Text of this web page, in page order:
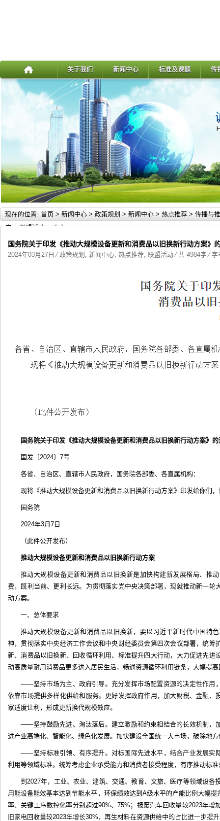
关于我们 新闻中心 标准及课题 传
现在的位置: 首页 > 新闻中心 > 政策规划 > 新闻中心 > 热点推荐 > 传播与推
广>联盟活动> 正文
国务院关于印发《推动大规模设备更新和消费品以旧换新行动方案》
2024年03月27日 ⁄政策规划 , 新闻中心, 热点推荐, 联盟活动⁄ 共 4984字 ⁄
国务院关于印发《推动大规模设备更新和消费品以旧换新行动方案》的
国发〔2024〕7号
各省、自治区、直辖市人民政府，国务院各部委、各直属机构：
现将《推动大规模设备更新和消费品以旧换新行动方案》印发给你们
国务院
2024年3月7日
（此件公开发布）
推动大规模设备更新和消费品以旧换新行动方案
推动大规模设备更新和消费品以旧换新是加快构建新发展格局、推
费，既利当前、更利长远。为贯彻落实党中央决策部署，现就推动新一轮
动方案。
一、总体要求
推动大规模设备更新和消费品以旧换新，要以习近平新时代中国特
神，贯彻落实中央经济工作会议和中央财经委员会第四次会议部署，统筹
新、消费品以旧换新、回收循环利用、标准提升四大行动，大力促进先进
动高质量耐用消费品更多进入居民生活，畅通资源循环利用链条，大幅提
——坚持市场为主、政府引导。充分发挥市场配置资源的决定性作用
依靠市场提供多样化供给和服务。更好发挥政府作用，加大财税、金融、
家适度让利，形成更新换代规模效应。
——坚持鼓励先进、淘汰落后。建立激励和约束相结合的长效机制，
进产业高端化、智能化、绿色化发展。加快建设全国统一大市场，破除地方
——坚持标准引领、有序提升。对标国际先进水平，结合产业发展实
利用等领域标准。统筹考虑企业承受能力和消费者接受程度，有序推动标
到2027年，工业、农业、建筑、交通、教育、文旅、医疗等领域设备
用能设备能效基本达到节能水平，环保绩效达到A级水平的产能比例大幅
率、关键工序数控化率分别超过90%、75%；报废汽车回收量较2023年增
旧家电回收量较2023年增长30%，再生材料在资源供给中的占比进一步提